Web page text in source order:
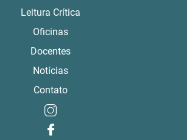
Leitura Crítica
Oficinas
Docentes
Notícias
Contato